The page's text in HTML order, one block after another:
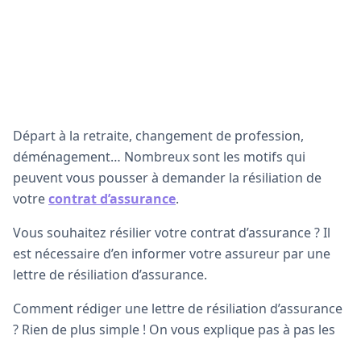
Départ à la retraite, changement de profession,
déménagement… Nombreux sont les motifs qui
peuvent vous pousser à demander la résiliation de
votrecontrat d’assurance.
Vous souhaitez résilier votre contrat d’assurance ? Il
est nécessaire d’en informer votre assureur par une
lettre de résiliation d’assurance.
Comment rédiger une lettre de résiliation d’assurance
? Rien de plus simple ! On vous explique pas à pas les